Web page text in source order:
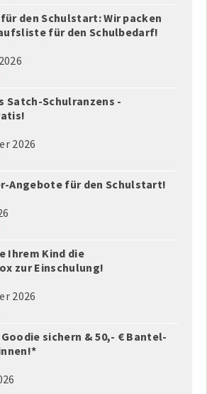
den Schulstart: Wir packen
für den Schulbedarf!
Satch-Schulranzens -
2026
Angebote für den Schulstart!
Ihrem Kind die
zur Einschulung!
2026
sichern & 50,- € Bantel-